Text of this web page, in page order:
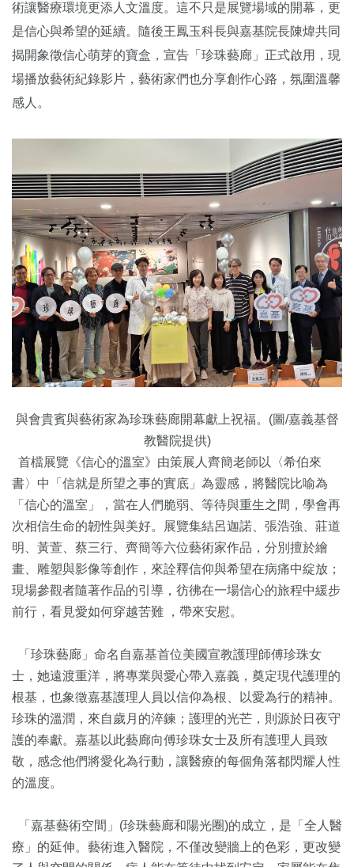
術讓醫療環境更添人文溫度。這不只是展覽場域的開幕，更
是信心與希望的延續。隨後王鳳玉科長與嘉基院長陳煒共同
揭開象徵信心萌芽的寶盒，宣告「珍珠藝廊」正式啟用，現
場播放藝術紀錄影片，藝術家們也分享創作心路，氛圍溫馨
感人。
與會貴賓與藝術家為珍珠藝廊開幕獻上祝福。(圖/嘉義基督
教醫院提供)
首檔展覽《信心的溫室》由策展人齊簡老師以〈希伯來
書〉中「信就是所望之事的實底」為靈感，將醫院比喻為
「信心的溫室」，當在人們脆弱、等待與重生之間，學會再
次相信生命的韌性與美好。展覽集結呂迦諾、張浩強、莊道
明、黃萱、蔡三行、齊簡等六位藝術家作品，分別擅於繪
畫、雕塑與影像等創作，來詮釋信仰與希望在病痛中綻放；
現場參觀者隨著作品的引導，彷彿在一場信心的旅程中緩步
前行，看見愛如何穿越苦難 ，帶來安慰。
「珍珠藝廊」命名自嘉基首位美國宣教護理師傅珍珠女
士，她遠渡重洋，將專業與愛心帶入嘉義，奠定現代護理的
根基，也象徵嘉基護理人員以信仰為根、以愛為行的精神。
珍珠的溫潤，來自歲月的淬鍊；護理的光芒，則源於日夜守
護的奉獻。嘉基以此藝廊向傅珍珠女士及所有護理人員致
敬，感念他們將愛化為行動，讓醫療的每個角落都閃耀人性
的溫度。
「嘉基藝術空間」(珍珠藝廊和陽光圈)的成立，是「全人醫
療」的延伸。藝術進入醫院，不僅改變牆上的色彩，更改變